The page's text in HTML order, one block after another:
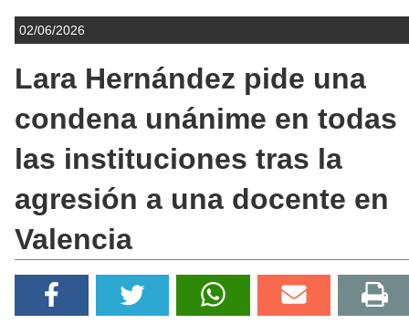
02/06/2026
Lara Hernández pide una
condena unánime en todas
las instituciones tras la
agresión a una docente en
Valencia